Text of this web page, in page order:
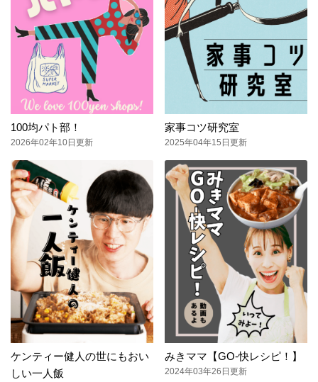
100均パト部！
2026年02年10日更新
家事コツ研究室
2025年04年15日更新
ケンティー健人の世にもおい
しい一人飯
みきママ【GO-快レシピ！】
2024年03年26日更新